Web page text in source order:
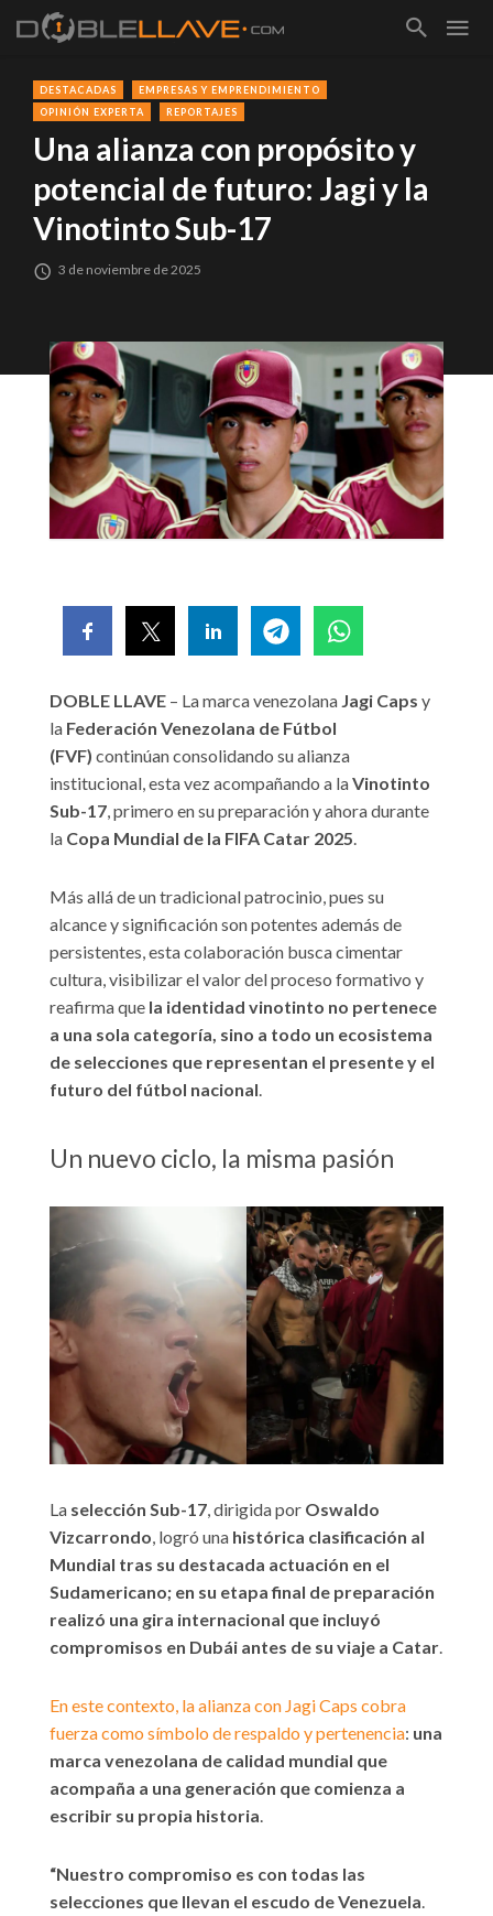
DESTACADAS
EMPRESAS Y EMPRENDIMIENTO
OPINIÓN EXPERTA
REPORTAJES
Una alianza con propósito y
potencial de futuro: Jagi y la
Vinotinto Sub-17
3 de noviembre de 2025
DOBLE LLAVE – La marca venezolana Jagi Caps y
la Federación Venezolana de Fútbol
(FVF) continúan consolidando su alianza
institucional, esta vez acompañando a laVinotinto
Sub-17, primero en su preparación y ahora durante
la Copa Mundial de la FIFA Catar 2025.
Más allá de un tradicional patrocinio, pues su
alcance y significación son potentes además de
persistentes, esta colaboración busca cimentar
cultura, visibilizar el valor del proceso formativo y
reafirma que la identidad vinotinto no pertenece
a una sola categoría, sino a todo un ecosistema
de selecciones que representan el presente y el
futuro del fútbol nacional.
Un nuevo ciclo, la misma pasión
La selección Sub-17, dirigida por Oswaldo
Vizcarrondo, logró una histórica clasificación al
Mundial tras su destacada actuación en el
Sudamericano; en su etapa final de preparación
realizó una gira internacional que incluyó
compromisos en Dubái antes de su viaje a Catar.
En este contexto, la alianza con Jagi Caps cobra
fuerza como símbolo de respaldo y pertenencia: una
marca venezolana de calidad mundial que
acompaña a una generación que comienza a
escribir su propia historia.
“Nuestro compromiso es con todas las
selecciones que llevan el escudo de Venezuela.